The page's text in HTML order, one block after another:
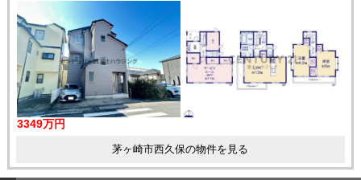
3349万円
茅ヶ崎市西久保の物件を見る